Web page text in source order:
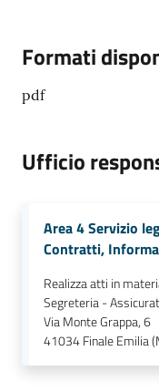
argomenti...
su
Formati
pdf
Ufficio
Area 4 Servizio
Contratti,
Realizza atti in
Segreteria -
Via Monte Grappa, 6
41034Finale Emilia